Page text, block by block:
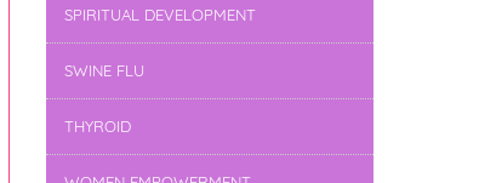
SPIRITUAL DEVELOPMENT
SWINE FLU
THYROID